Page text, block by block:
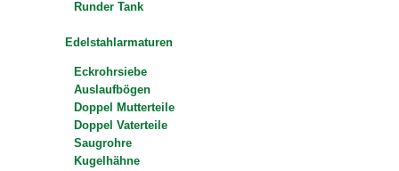
Runder Tank
Edelstahlarmaturen
Eckrohrsiebe
Auslaufbögen
Doppel Mutterteile
Doppel Vaterteile
Saugrohre
Kugelhähne